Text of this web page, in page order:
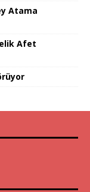
Atama
Afet